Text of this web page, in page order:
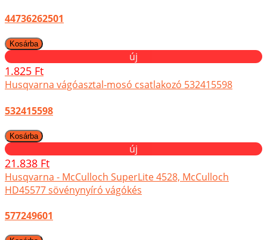
44736262501
új
1.825 Ft
Husqvarna vágóasztal-mosó csatlakozó 532415598
532415598
új
21.838 Ft
Husqvarna - McCulloch SuperLite 4528, McCulloch
HD45577 sövénynyíró vágókés
577249601